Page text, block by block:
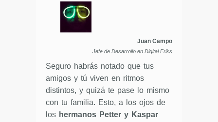
Juan Campo
Jefe de Desarrollo en Digital Friks
Seguro habrás notado que tus
amigos y tú viven en ritmos
distintos, y quizá te pase lo mismo
con tu familia. Esto, a los ojos de
los hermanos Petter y Kaspar